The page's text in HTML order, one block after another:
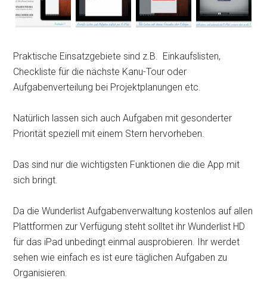
Praktische Einsatzgebiete sind z.B. Einkaufslisten,
Checkliste für die nächste Kanu-Tour oder
Aufgabenverteilung bei Projektplanungen etc.
Natürlich lassen sich auch Aufgaben mit gesonderter
Priorität speziell mit einem Stern hervorheben.
Das sind nur die wichtigsten Funktionen die die App mit
sich bringt.
Da die Wunderlist Aufgabenverwaltung kostenlos auf allen
Plattformen zur Verfügung steht solltet ihr Wunderlist HD
für das iPad unbedingt einmal ausprobieren. Ihr werdet
sehen wie einfach es ist eure täglichen Aufgaben zu
Organisieren.